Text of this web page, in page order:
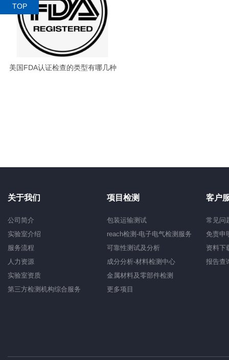
美国FDA认证检查的类型有哪几种
关于我们
公司简介
实验室介绍
服务流程
人力资源
实验室资质
第三方检测机构综合服务
项目检测
包装运输测试
reach检测-电子电气检测服务
可靠性测试及分析
成分分析-材料检测中心
金属材料及零部件检测
更多项目
客户
常见问
免责申
资料下
报告查
TOP